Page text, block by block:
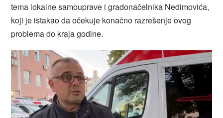
tema lokalne samouprave i gradonačelnika Nedimovića,
koji je istakao da očekuje konačno razrešenje ovog
problema do kraja godine.